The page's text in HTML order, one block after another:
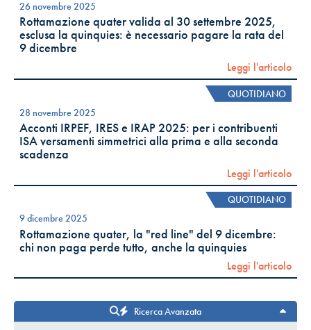
26 novembre 2025
Rottamazione quater valida al 30 settembre 2025,
esclusa la quinquies: è necessario pagare la rata del
9 dicembre
Leggi l'articolo
QUOTIDIANO
28 novembre 2025
Acconti IRPEF, IRES e IRAP 2025: per i contribuenti
ISA versamenti simmetrici alla prima e alla seconda
scadenza
Leggi l'articolo
QUOTIDIANO
9 dicembre 2025
Rottamazione quater, la "red line" del 9 dicembre:
chi non paga perde tutto, anche la quinquies
Leggi l'articolo
Ricerca Avanzata